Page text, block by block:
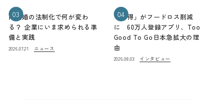
03
同性婚の法制化で何が変わ
る？ 企業にいま求められる準
備と実践
2026.07.21 ニュース
04
「お得」がフードロス削減
に 60万人登録アプリ、Too
Good To Go日本急拡大の理
由
2026.08.03 インタビュー